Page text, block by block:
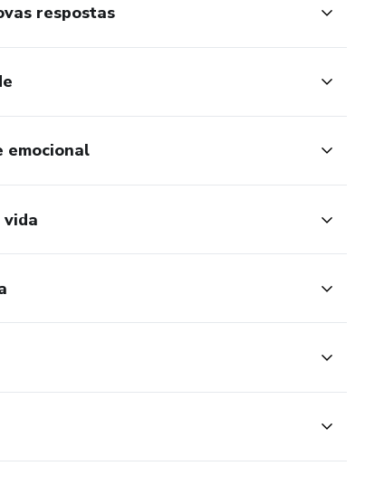
respostas
emocional
vida